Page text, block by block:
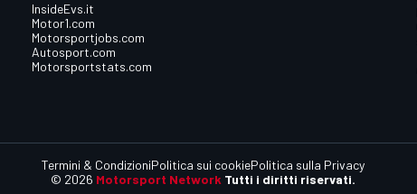
InsideEvs.it
Motor1.com
Motorsportjobs.com
Autosport.com
Motorsportstats.com
© 2026 Motorsport Network Tutti i diritti riservati.
Termini & CondizioniPolitica sui cookiePolitica sulla Privacy